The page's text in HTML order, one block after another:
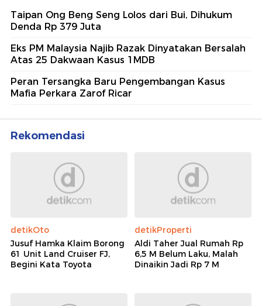
Taipan Ong Beng Seng Lolos dari Bui, Dihukum
Denda Rp 379 Juta
Eks PM Malaysia Najib Razak Dinyatakan Bersalah
Atas 25 Dakwaan Kasus 1MDB
Peran Tersangka Baru Pengembangan Kasus
Mafia Perkara Zarof Ricar
Rekomendasi
detikOto
Jusuf Hamka Klaim Borong
61 Unit Land Cruiser FJ,
Begini Kata Toyota
detikProperti
Aldi Taher Jual Rumah Rp
6,5 M Belum Laku, Malah
Dinaikin Jadi Rp 7 M